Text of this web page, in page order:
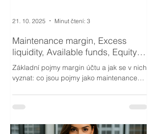
Maintenance margin, Excess
liquidity, Available funds, Equity
with loan
Základní pojmy margin účtu a jak se v nich
vyznat: co jsou pojmy jako maintenance
21. 10. 2025 Minut čtení: 3